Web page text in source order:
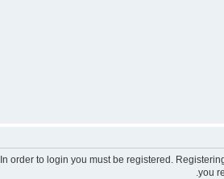
In order to login you must be registered.
you